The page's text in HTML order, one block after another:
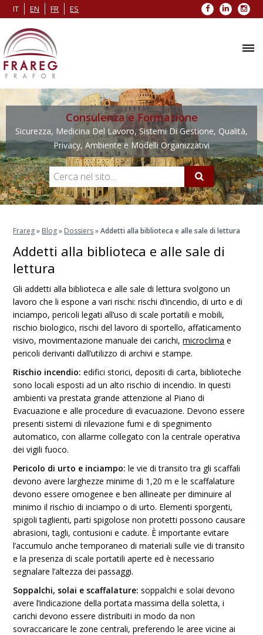
IT EN FR ES Facebook
LinkedIn
Consulenza e Formazione
Sicurezza, Medicina Del Lavoro, Sistemi Di Gestione, Qualità,
Privacy, Ambiente e Modelli Organizzativi
Frareg» Blog» Dossiers»Addetti alla biblioteca e alle sale di lettura
Addetti alla biblioteca e alle sale di
lettura
Gli addetti alla biblioteca e alle sale di lettura svolgono un
lavoro che li espone a vari rischi: rischi d’incendio, di urto e di
inciampo, pericoli legati all’uso di scale portatili e mobili,
rischio biologico, rischi del lavoro di sportello, affaticamento
visivo, movimentazione manuale dei carichi,microclima e
pericoli derivanti dall’utilizzo di archivi e stampe.
Rischio incendio:edifici storici, depositi di carta, biblioteche
sono locali esposti ad un alto rischio di incendio. In questi
ambienti va prestata grande attenzione al Piano di
Evacuazione e alle procedure di evacuazione. Devono essere
presenti sistemi di rilevazione fumi e di spegnimento
automatico, con allarme collegato con la centrale operativa
dei vigili fuoco.
Pericolo di urto e inciampo:le vie di transito tra gli scaffali
devono avere larghezze minime di 1,20 m e le scaffalature
devono essere omogenee e ben allineate per diminuire al
minimo il rischio di inciampo o di urto. Elementi sporgenti,
spigoli taglienti, parti spigolose non protetti possono causare
abrasioni, tagli, contusioni e cadute. È importante evitare
l’accumulo anche temporaneo di materiali sulle vie di transito
e la presenza di scale portatili aperte ed è necessario
segnalare l’altezza dei passaggi.
Soppalchi, solai e scaffalature:soppalchi e solai devono
avere l’indicazione della portata massima della soletta, i
carichi devono essere distribuiti in modo da non
sovraccaricare le zone centrali, preferendo le aree vicine ai